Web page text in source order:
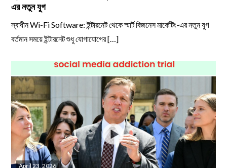
এর নতুন যুগ
স্বাধীন Wi-Fi Software: ইন্টারনেট থেকে স্মার্ট বিজনেস মার্কেটিং-এর নতুন যুগ
বর্তমান সময়ে ইন্টারনেট শুধু যোগাযোগের […]
April 23, 2026